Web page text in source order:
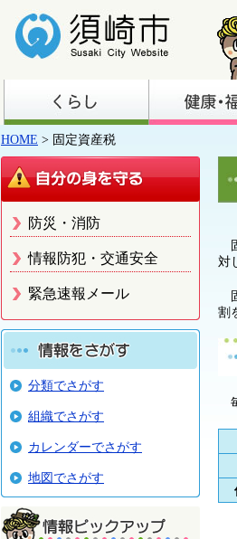
HOME > 固定資産税
防災・消防
情報防犯・交通安全
緊急速報メール
分類でさがす
組織でさがす
カレンダーでさがす
地図でさがす
対
割